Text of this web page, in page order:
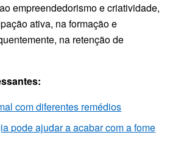
empreendedorismo e criatividade,
ativa, na formação e
na retenção de
com diferentes remédios
pode ajudar a acabar com a fome